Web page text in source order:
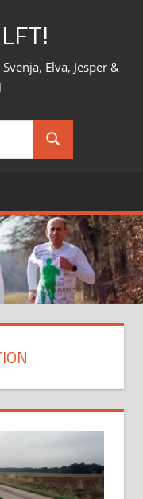
Elva, Jesper &
Suchen